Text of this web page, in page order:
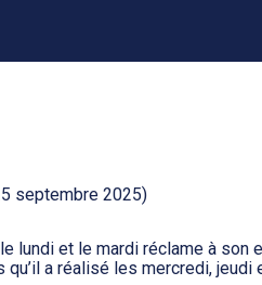
septembre 2025)
lundi et le mardi réclame à son
a réalisé les mercredi, jeudi